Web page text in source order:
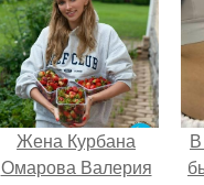
Жена Курбана
Омарова Валерия